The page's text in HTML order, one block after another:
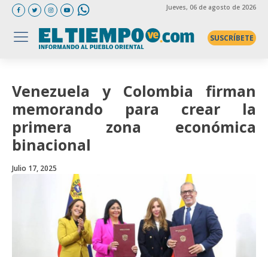
Jueves, 06 de agosto de 2026
SUSCRÍBETE
Venezuela y Colombia firman
memorando para crear la
primera zona económica
binacional
Julio 17, 2025